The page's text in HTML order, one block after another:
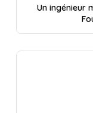
Un ingénieur